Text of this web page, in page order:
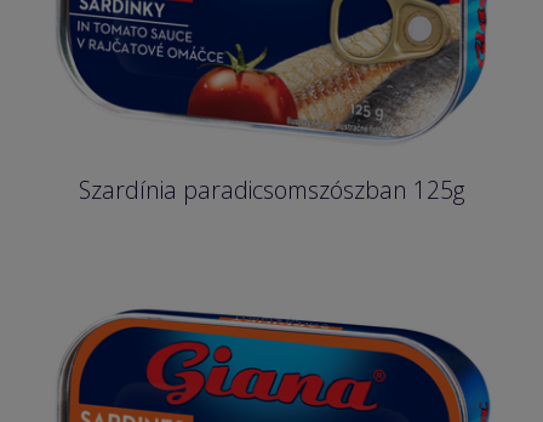
Szardínia paradicsomszószban 125g